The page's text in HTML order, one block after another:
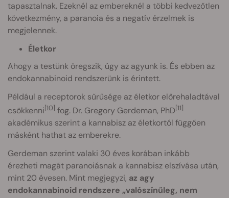
tapasztalnak. Ezeknél az embereknél a többi kedvezőtlen
következmény, a paranoia és a negatív érzelmek is
megjelennek.
Életkor
Ahogy a testünk öregszik, úgy az agyunk is. És ebben az
endokannabinoid rendszerünk is érintett.
Például a receptorok sűrűsége az életkor előrehaladtával
csökkenni[10] fog. Dr. Gregory Gerdeman, PhD[11]
akadémikus szerint a kannabisz az életkortól függően
másként hathat az emberekre.
Gerdeman szerint valaki 30 éves korában inkább
érezheti magát paranoiásnak a kannabisz elszívása után,
mint 20 évesen. Mint megjegyzi, az agy
endokannabinoid rendszere „valószínűleg, nem